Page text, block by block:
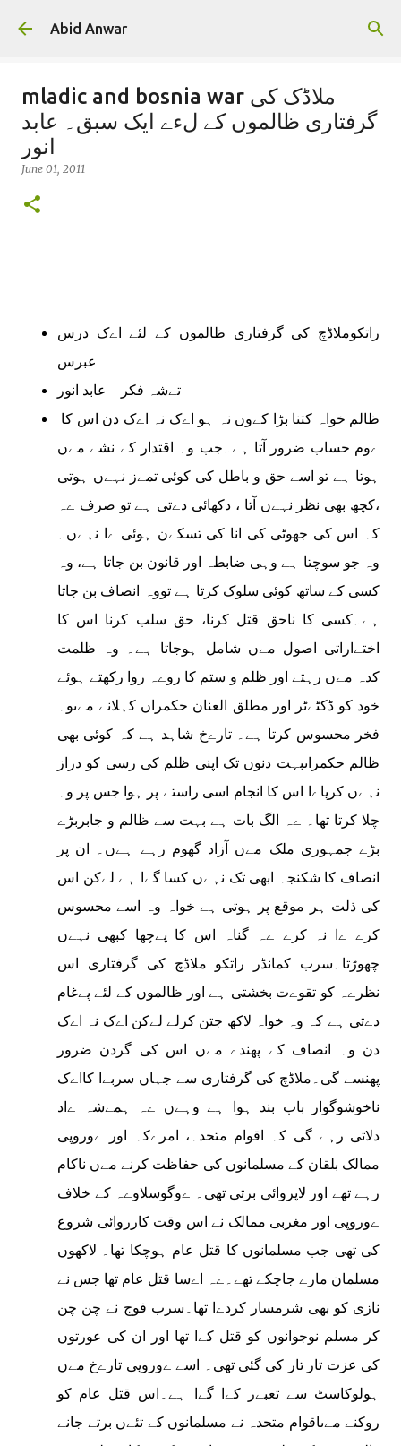
Abid Anwar
mladic and bosnia war ملاڈک کی
گرفتاری ظالموں کے لءے ایک سبق۔ عابد
انور
June 01, 2011
راتکوملاڈچ کی گرفتاری ظالموں کے لئے اےک درس
عبرس
تےشہ فکر
ظالم خواہ کتنا بڑا کےوں نہ ہو اےک نہ اےک دن اس کا
ےوم حساب ضرور آتا ہے۔جب وہ اقتدار کے نشے مےں
ہوتا ہے تو اسے حق و باطل کی کوئی تمےز نہےں ہوتی
،کچھ بھی نظر نہےں آتا ، دکھائی دےتی ہے تو صرف ےہ
کہ اس کی جھوٹی کی انا کی تسکےن ہوئی ےا نہےں۔
وہ جو سوچتا ہے وہی ضابطہ اور قانون بن جاتا ہے، وہ
کسی کے ساتھ کوئی سلوک کرتا ہے تووہ انصاف بن جاتا
ہے۔کسی کا ناحق قتل کرنا، حق سلب کرنا اس کا
اختےاراتی اصول مےں شامل ہوجاتا ہے۔ وہ ظلمت
کدہ مےں رہتے اور ظلم و ستم کا روےہ روا رکھتے ہوئے
خود کو ڈکٹےٹر اور مطلق العنان حکمراں کہلانے مےںوہ
فخر محسوس کرتا ہے۔ تارےخ شاہد ہے کہ کوئی بھی
ظالم حکمراںبہت دنوں تک اپنی ظلم کی رسی کو دراز
نہےں کرپاےا اس کا انجام اسی راستے پر ہوا جس پر وہ
چلا کرتا تھا۔ ےہ الگ بات ہے بہت سے ظالم و جابربڑے
بڑے جمہوری ملک مےں آزاد گھوم رہے ہےں۔ ان پر
انصاف کا شکنجہ ابھی تک نہےں کسا گےا ہے لےکن اس
کی ذلت ہر موقع پر ہوتی ہے خواہ وہ اسے محسوس
کرے ےا نہ کرے ےہ گناہ اس کا پےچھا کبھی نہےں
چھوڑتا۔سرب کمانڈر راتکو ملاڈچ کی گرفتاری اس
نظرےہ کو تقوےت بخشتی ہے اور ظالموں کے لئے پےغام
دےتی ہے کہ وہ خواہ لاکھ جتن کرلے لےکن اےک نہ اےک
دن وہ انصاف کے پھندے مےں اس کی گردن ضرور
پھنسے گی۔ملاڈچ کی گرفتاری سے جہاں سربےا کااےک
ناخوشوگوار باب بند ہوا ہے وہےں ےہ ہمےشہ ےاد
دلاتی رہے گی کہ اقوام متحدہ، امرےکہ اور ےوروپی
ممالک بلقان کے مسلمانوں کی حفاظت کرنے مےں ناکام
رہے تھے اور لاپروائی برتی تھی۔ ےوگوسلاوےہ کے خلاف
ےوروپی اور مغربی ممالک نے اس وقت کارروائی شروع
کی تھی جب مسلمانوں کا قتل عام ہوچکا تھا۔ لاکھوں
مسلمان مارے جاچکے تھے۔ےہ اےسا قتل عام تھا جس نے
نازی کو بھی شرمسار کردےا تھا۔سرب فوج نے چن چن
کر مسلم نوجوانوں کو قتل کےا تھا اور ان کی عورتوں
کی عزت تار تار کی گئی تھی۔ اسے ےوروپی تارےخ مےں
ہولوکاسٹ سے تعبےر کےا گےا ہے۔اس قتل عام کو
روکنے مےںاقوام متحدہ نے مسلمانوں کے تئےں برتے جانے